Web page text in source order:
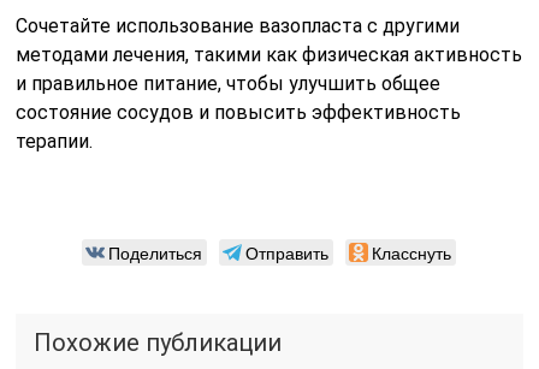
Сочетайте использование вазопласта с другими
методами лечения, такими как физическая активность
и правильное питание, чтобы улучшить общее
состояние сосудов и повысить эффективность
терапии.
Поделиться Отправить Класснуть
Похожие публикации